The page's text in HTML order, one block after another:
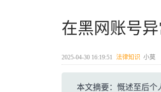
在黑网账号
2025-04-30 16:19:51 法律知识 小莫
本文摘要：慨述至后个